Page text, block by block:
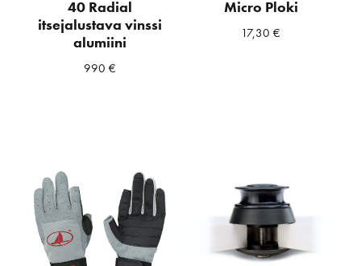
40 Radial
itsejalustava vinssi
alumiini
990€
Micro Ploki
17,30€